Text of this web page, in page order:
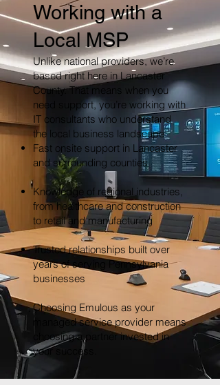
Working with a
Local MSP
Unlike national providers, we’re
based right here in Lancaster
County. That means when you
need support, you’re working with
IT consultants who understand
the local business landscape.
Fast onsite support in Lancaster
and surrounding counties
Knowledge of regional industries,
from healthcare and construction
to retail and manufacturing
Trusted relationships built over
years of serving Pennsylvania
businesses
Choosing Emulous as your
managed service provider means
choosing a partner invested in
your success.